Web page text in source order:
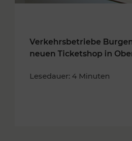
Verkehrsbetriebe
neuen Ticketshop in
Lesedauer: 4 Minuten